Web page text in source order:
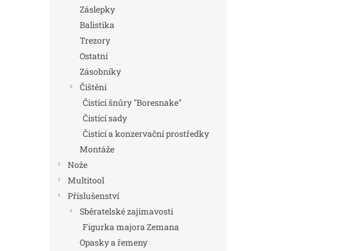
Záslepky
Balistika
Trezory
Ostatní
Zásobníky
Čištění
Čistící šnůry "Boresnake"
Čistící sady
Čistící a konzervační prostředky
Montáže
Nože
Multitool
Příslušenství
Sběratelské zajímavosti
Figurka majora Zemana
Opasky a řemeny